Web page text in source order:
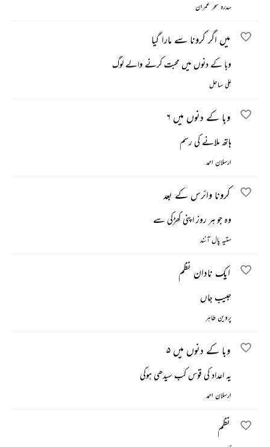
سدرہ سحر عمران
میں اگر کرونا سے مارا گیا
وبا کے دنوں میں محبت کرنے والے لوگ
علی ساحل
وبا کے دنوں میں ۶
ہاتھ ملانے کی رسم
ارسلان احمد
کرونا وائرس کے بعد
وہ جو ہر روز اپنی کھڑکی سے
ستیہ پال آنند
ایک نادان نظم
حبیب جاں
پروین طاہر
وبا کے دنوں میں ۵
یہ اعداد کی قوس کب سیدھی ہوگی
ارسلان احمد
نظم